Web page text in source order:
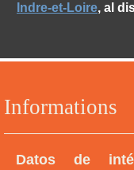
Informations
Datos de
Indre-et-Loire, al